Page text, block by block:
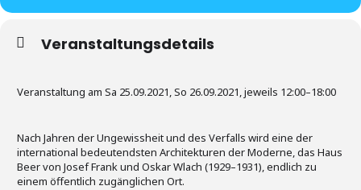
Veranstaltungsdetails
Veranstaltung am Sa 25.09.2021, So 26.09.2021, jeweils 12:00–18:00
Nach Jahren der Ungewissheit und des Verfalls wird eine der
international bedeutendsten Architekturen der Moderne, das Haus
Beer von Josef Frank und Oskar Wlach (1929–1931), endlich zu
einem öffentlich zugänglichen Ort.